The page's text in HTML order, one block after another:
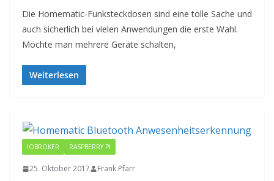
Die Homematic-Funksteckdosen sind eine tolle Sache und
auch sicherlich bei vielen Anwendungen die erste Wahl.
Möchte man mehrere Geräte schalten,
Weiterlesen
IOBROKER RASPBERRY PI
25. Oktober 2017 Frank Pfarr